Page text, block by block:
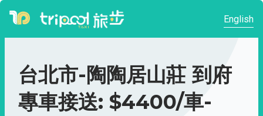
English
台北市-陶陶居山莊 到府
專車接送: $4400/車-